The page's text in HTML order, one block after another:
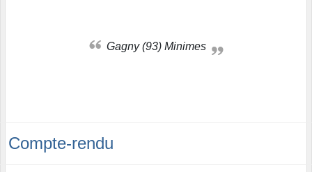
Gagny (93) Minimes
Compte-rendu